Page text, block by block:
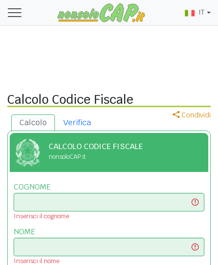
IT
Calcolo Codice Fiscale
Condividi
Calcolo Verifica
CALCOLO CODICE FISCALE
nonsoloCAP.it
COGNOME
Inserisci il cognome
NOME
Inserisci il nome